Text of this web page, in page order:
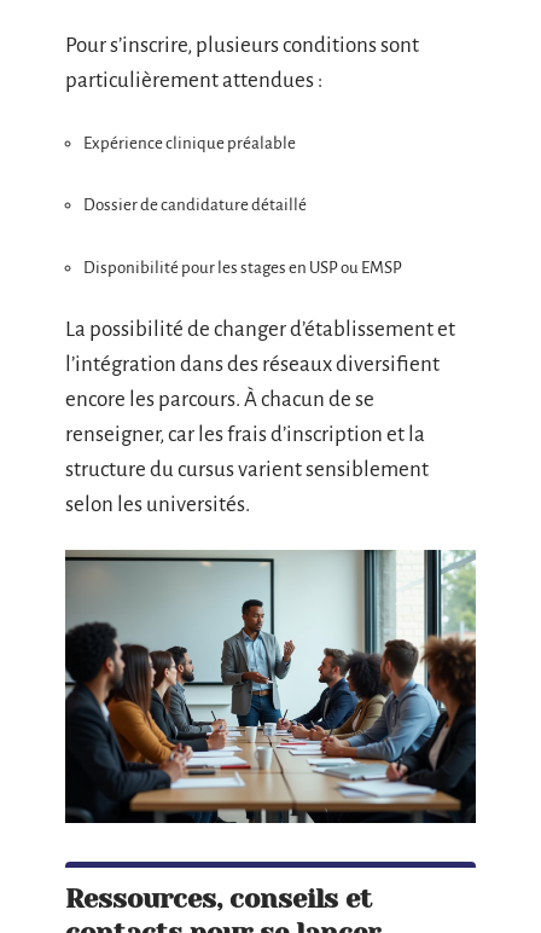
Pour s’inscrire, plusieurs conditions sont
particulièrement attendues :
Expérience clinique préalable
Dossier de candidature détaillé
Disponibilité pour les stages en USP ou EMSP
La possibilité de changer d’établissement et
l’intégration dans des réseaux diversifient
encore les parcours. À chacun de se
renseigner, car les frais d’inscription et la
structure du cursus varient sensiblement
selon les universités.
Ressources, conseils et